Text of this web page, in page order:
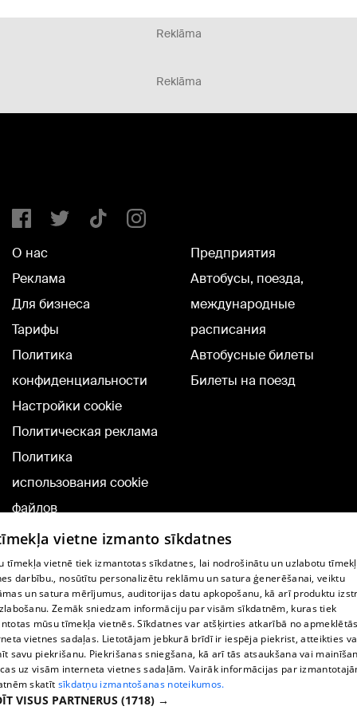
Reklāma
Reklāma
О нас
Реклама
Для бизнеса
Тарифы
Политика
конфиденциальности
Настройки cookie
Политическая реклама
Политика
использования cookie
файлов
Добавление
комментариев
Предприятия
Автобусы, поезда,
международные
расписания
Автобусные билеты
Билеты на поезд
TВ-программа
Условия договора
360 Ziņu kontakti
Helio Media
Служба помощи портала: э-почта -
vietne izmanto sīkdatnes
tīmekļa vietnē tiek izmantotas sīkdatnes, lai nodrošinātu un uzlabotu
darbību., nosūtītu personalizētu reklāmu un satura ģenerēšanai, veiktu
un satura mērījumus, auditorijas datu apkopošanu, kā arī produktu
Zemāk sniedzam informāciju par visām sīkdatnēm, kuras tiek
mūsu tīmekļa vietnēs. Sīkdatnes var atšķirties atkarībā no
vietnes sadaļas. Lietotājam jebkurā brīdī ir iespēja piekrist, atteikties
savu piekrišanu. Piekrišanas sniegšana, kā arī tās atsaukšana vai
uz visām interneta vietnes sadaļām. Vairāk informācijas par
skatīt sīkdatņu izmantošanas noteikumos.
VISUS PARTNERUS (1718) →